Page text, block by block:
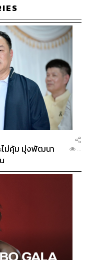
ไม่คุ้ม มุ่งพัฒนา
...